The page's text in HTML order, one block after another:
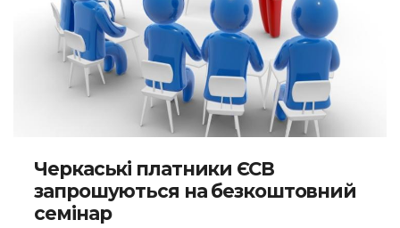
Черкаські платники ЄСВ
запрошуються на безкоштовний
семінар